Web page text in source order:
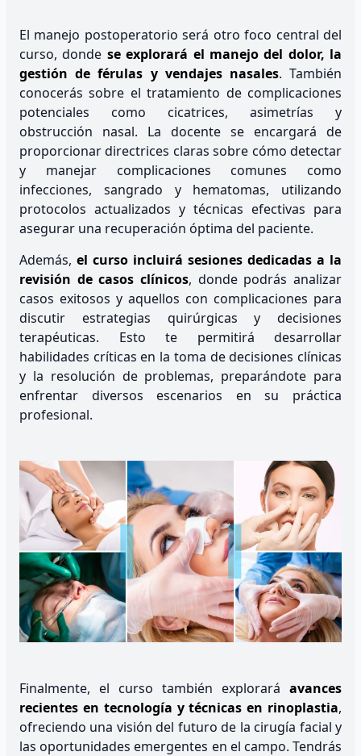
El manejo postoperatorio será otro foco central del
curso, donde se explorará el manejo del dolor, la
gestión de férulas y vendajes nasales. También
conocerás sobre el tratamiento de complicaciones
potenciales como cicatrices, asimetrías y
obstrucción nasal. La docente se encargará de
proporcionar directrices claras sobre cómo detectar
y manejar complicaciones comunes como
infecciones, sangrado y hematomas, utilizando
protocolos actualizados y técnicas efectivas para
asegurar una recuperación óptima del paciente.
Además, el curso incluirá sesiones dedicadas a la
revisión de casos clínicos, donde podrás analizar
casos exitosos y aquellos con complicaciones para
discutir estrategias quirúrgicas y decisiones
terapéuticas. Esto te permitirá desarrollar
habilidades críticas en la toma de decisiones clínicas
y la resolución de problemas, preparándote para
enfrentar diversos escenarios en su práctica
profesional.
Finalmente, el curso también explorará avances
recientes en tecnología y técnicas en rinoplastia,
ofreciendo una visión del futuro de la cirugía facial y
las oportunidades emergentes en el campo. Tendrás